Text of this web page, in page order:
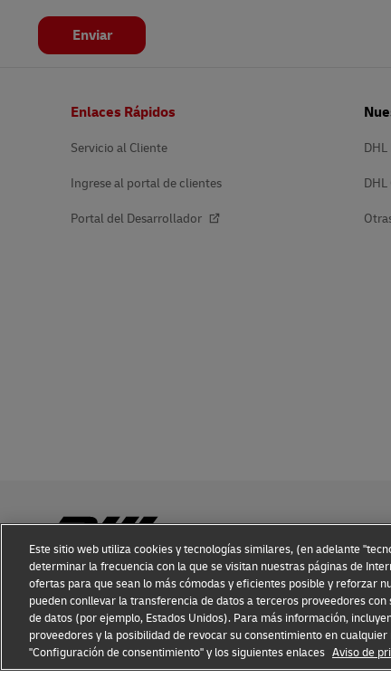
Enviar
DHL GLOBAL FORWARDING Obtenga una
Enlaces Rápidos
Servicio al Cliente
Ingrese al portal de clientes
Portal del Desarrollador
DHL
Conocimiento sobre Fraudes Aviso Legal Condiciones
Este sitio web utiliza cookies y tecnologías similares, (en adelante
determinar la frecuencia con la que se visitan nuestras páginas de
ofertas para que sean lo más cómodas y eficientes posible y reforzar
pueden conllevar la transferencia de datos a terceros proveedores
de datos (por ejemplo, Estados Unidos). Para más información,
proveedores y la posibilidad de revocar su consentimiento en
"Configuración de consentimiento" y los siguientes enlaces Aviso de